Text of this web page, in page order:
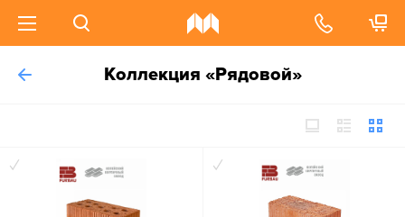
Коллекция «Рядовой»